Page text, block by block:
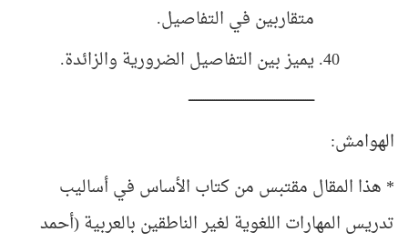
متقاربين في التفاصيل.
يميز بين التفاصيل الضرورية والزائدة.
ـــــــــــــــــــــــــــــــــــــــــــــــــــــــــــــــــــــ
الهوامش:
* هذا المقال مقتبس من كتاب الأساس في أساليب
تدريس المهارات اللغوية لغير الناطقين بالعربية (أحمد